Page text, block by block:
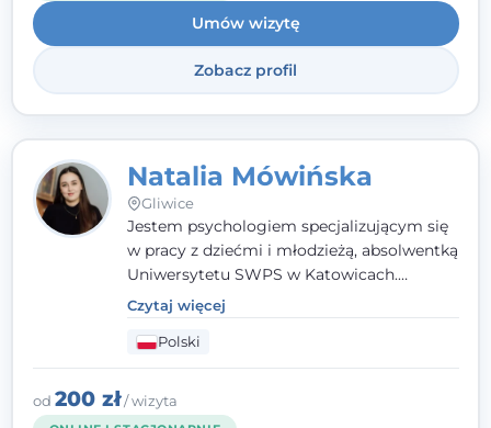
Umów wizytę
Zobacz profil
Natalia Mówińska
Gliwice
Jestem psychologiem specjalizującym się
w pracy z dziećmi i młodzieżą, absolwentką
Uniwersytetu SWPS w Katowicach.
Prowadzę konsultacje oraz terapię
nastawioną na potrzeby dziecka i jego
rodziny. Najważniejsze jest dla mnie
stworzenie bezpiecznego miejsca, w
którym dziecko czuje się zauważone i
zrozumiane.
Czytaj więcej
Polski
od 200 zł/ wizyta